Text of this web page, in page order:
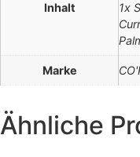
Inhalt
1x
Marke
Ähnliche